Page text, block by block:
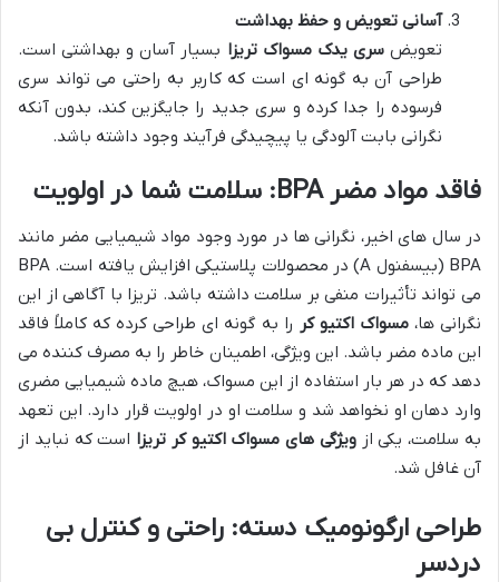
آسانی تعویض و حفظ بهداشت
تعویضسری یدک مسواک تریزا بسیار آسان و بهداشتی است.
طراحی آن به گونه ای است که کاربر به راحتی می تواند سری
فرسوده را جدا کرده و سری جدید را جایگزین کند، بدون آنکه
نگرانی بابت آلودگی یا پیچیدگی فرآیند وجود داشته باشد.
فاقد مواد مضر BPA: سلامت شما در اولویت
در سال های اخیر، نگرانی ها در مورد وجود مواد شیمیایی مضر مانند
BPA (بیسفنول A) در محصولات پلاستیکی افزایش یافته است. BPA
می تواند تأثیرات منفی بر سلامت داشته باشد. تریزا با آگاهی از این
نگرانی ها،مسواک اکتیو کر را به گونه ای طراحی کرده که کاملاً فاقد
این ماده مضر باشد. این ویژگی، اطمینان خاطر را به مصرف کننده می
دهد که در هر بار استفاده از این مسواک، هیچ ماده شیمیایی مضری
وارد دهان او نخواهد شد و سلامت او در اولویت قرار دارد. این تعهد
به سلامت، یکی ازویژگی های مسواک اکتیو کر تریزا است که نباید از
آن غافل شد.
طراحی ارگونومیک دسته: راحتی و کنترل بی
دردسر